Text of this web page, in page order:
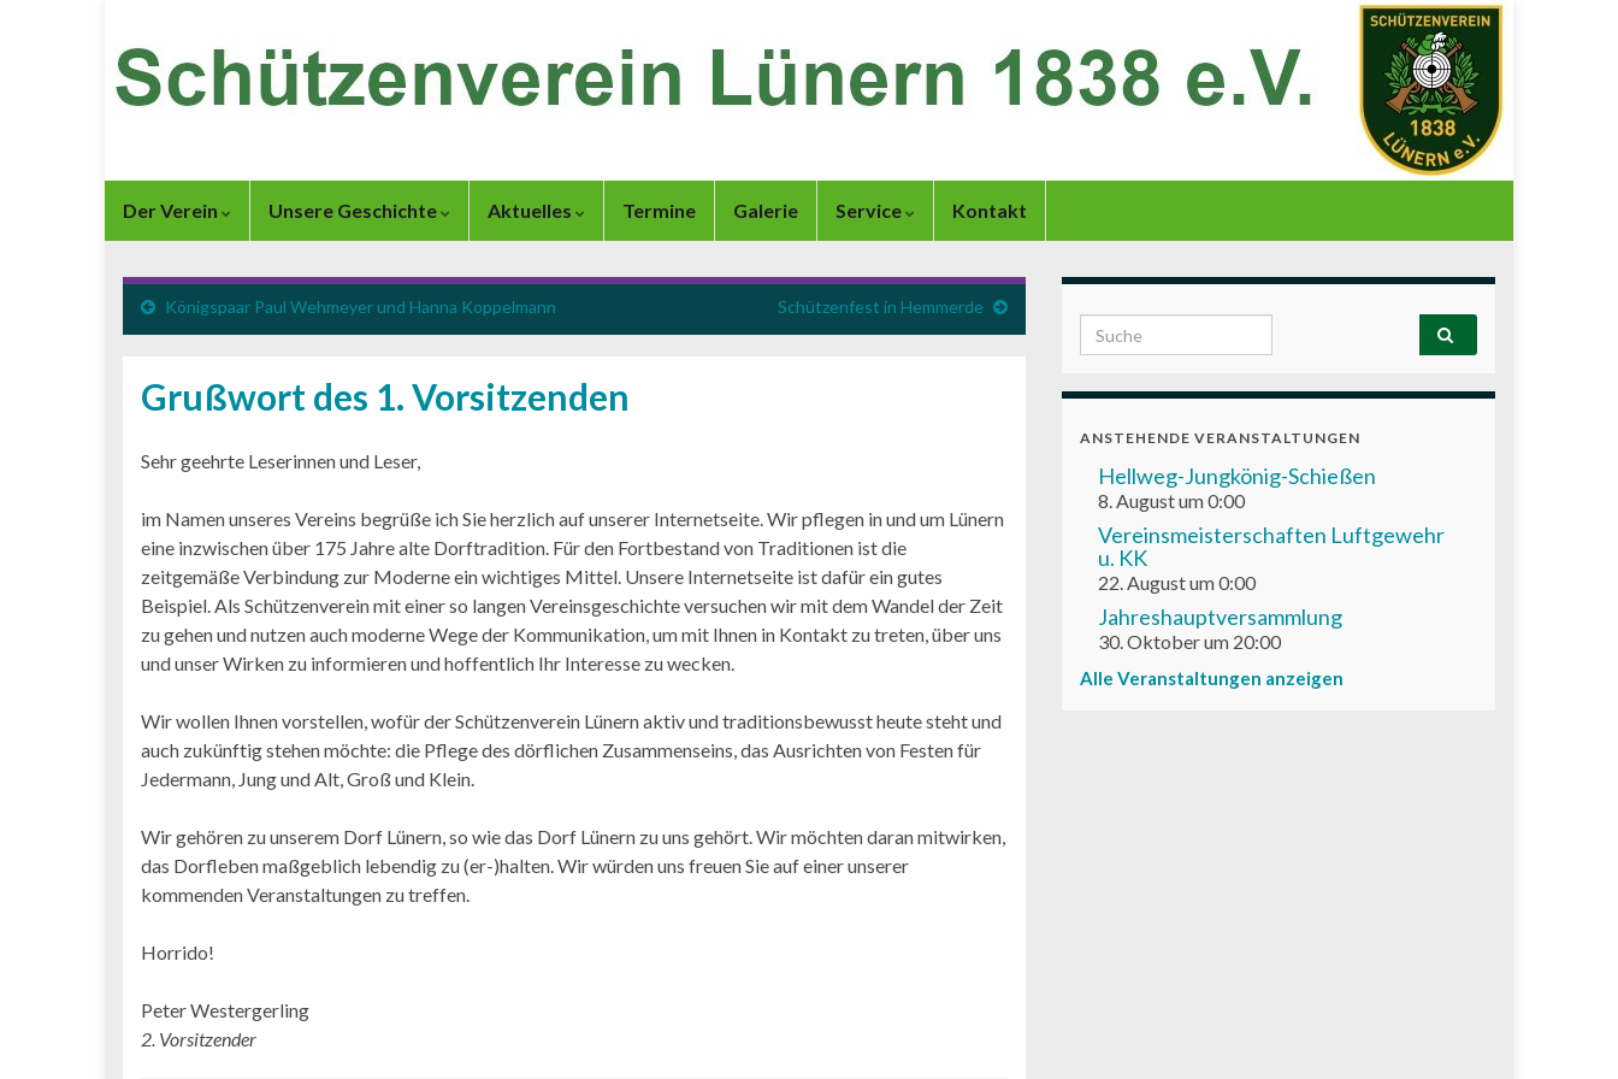
Der Verein Unsere Geschichte Aktuelles Termine Galerie Service Kontakt
Königspaar Paul Wehmeyer und Hanna Koppelmann Schützenfest in Hemmerde
Grußwort des 1. Vorsitzenden
Sehr geehrte Leserinnen und Leser,
im Namen unseres Vereins begrüße ich Sie herzlich auf unserer Internetseite. Wir pflegen in und um Lünern
eine inzwischen über 175 Jahre alte Dorftradition. Für den Fortbestand von Traditionen ist die
zeitgemäße Verbindung zur Moderne ein wichtiges Mittel. Unsere Internetseite ist dafür ein gutes
Beispiel. Als Schützenverein mit einer so langen Vereinsgeschichte versuchen wir mit dem Wandel der Zeit
zu gehen und nutzen auch moderne Wege der Kommunikation, um mit Ihnen in Kontakt zu treten, über uns
und unser Wirken zu informieren und hoffentlich Ihr Interesse zu wecken.
Wir wollen Ihnen vorstellen, wofür der Schützenverein Lünern aktiv und traditionsbewusst heute steht und
auch zukünftig stehen möchte: die Pflege des dörflichen Zusammenseins, das Ausrichten von Festen für
Jedermann, Jung und Alt, Groß und Klein.
Wir gehören zu unserem Dorf Lünern, so wie das Dorf Lünern zu uns gehört. Wir möchten daran mitwirken,
das Dorfleben maßgeblich lebendig zu (er-)halten. Wir würden uns freuen Sie auf einer unserer
kommenden Veranstaltungen zu treffen.
Horrido!
Peter Westergerling
2. Vorsitzender
Search for:
ANSTEHENDE VERANSTALTUNGEN
Hellweg-Jungkönig-Schießen
8. August um 0:00
Vereinsmeisterschaften Luftgewehr
u. KK
22. August um 0:00
Jahreshauptversammlung
30. Oktober um 20:00
Alle Veranstaltungen anzeigen